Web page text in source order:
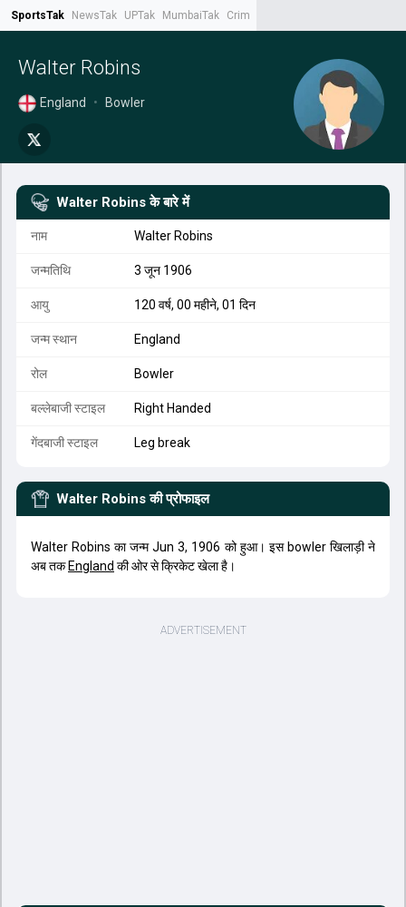
SportsTak NewsTak UPTak MumbaiTak CrimeTak
Walter Robins
England • Bowler
Walter Robins के बारे में
नाम Walter Robins
जन्मतिथि 3 जून 1906
आयु 120 वर्ष, 00 महीने, 01 दिन
जन्म स्थान England
रोल Bowler
बल्लेबाजी स्टाइल Right Handed
गेंदबाजी स्टाइल Leg break
Walter Robins की प्रोफाइल
Walter Robins का जन्म Jun 3, 1906 को हुआ। इस bowler खिलाड़ी ने
अब तक England की ओर से क्रिकेट खेला है।